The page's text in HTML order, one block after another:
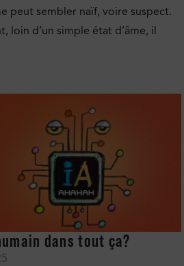
peut sembler naïf, voire suspect.
loin d’un simple état d’âme, il
dans tout ça?